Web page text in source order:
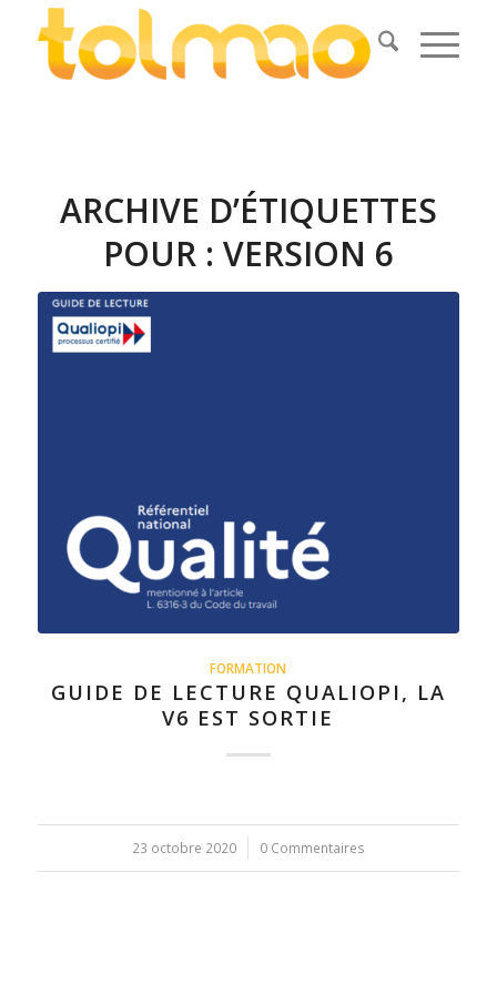
ARCHIVE D’ÉTIQUETTES
POUR : VERSION 6
FORMATION
GUIDE DE LECTURE QUALIOPI, LA
V6 EST SORTIE
23 octobre 2020
/ 0 Commentaires